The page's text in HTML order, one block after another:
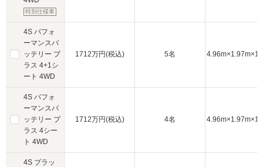
特別仕様車
4S パフォ
ーマンスバ
ッテリー プ
ラス 4+1シ
ート 4WD
4S パフォ
ーマンスバ
ッテリー プ
ラス 4シー
ト 4WD
4S ブラッ
1712万円(税込) 5名
1712万円(税込) 4名